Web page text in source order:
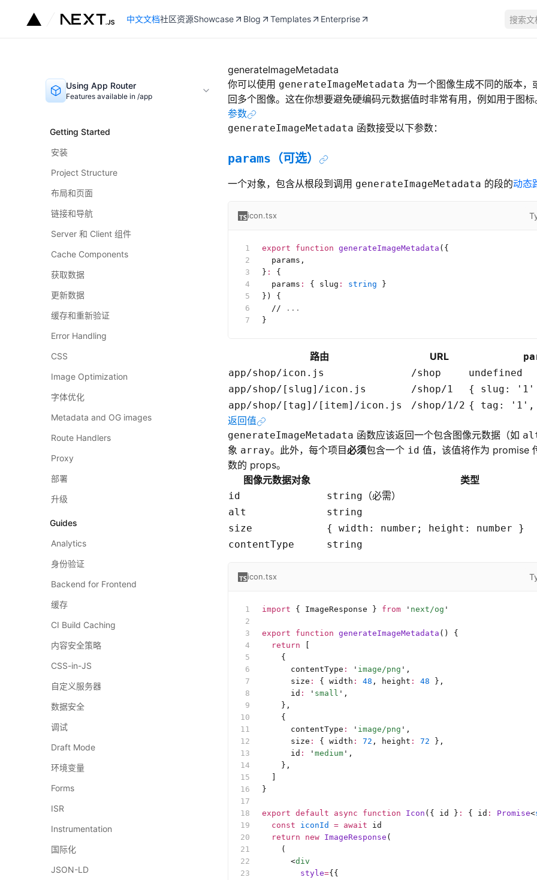
中文文档社区资源Showcase Blog Templates Enterprise 搜索文
Using App Router
Features available in /app
Getting Started
安装
Project Structure
布局和页面
链接和导航
Server 和 Client 组件
Cache Components
获取数据
更新数据
缓存和重新验证
Error Handling
CSS
Image Optimization
字体优化
Metadata and OG images
Route Handlers
Proxy
部署
升级
Guides
Analytics
身份验证
Backend for Frontend
缓存
CI Build Caching
内容安全策略
CSS-in-JS
自定义服务器
数据安全
调试
Draft Mode
环境变量
Forms
ISR
Instrumentation
国际化
JSON-LD
generateImageMetadata
你可以使用 generateImageMetadata 为一个图像生成不同的版本，
回多个图像。这在你想要避免硬编码元数据值时非常有用，例如用于图标
参数
generateImageMetadata 函数接受以下参数：
params （可选）
一个对象，包含从根段到调用 generateImageMetadata 的段的动态
icon.tsx
export function generateImageMetadata ({
  params,
} :
{
  params
: { slug : string }
}) {
  //
...
}
路由 URL
app/shop/icon.js
/shop
undefined
app/shop/[slug]/icon.js
/shop/1
{ slug:
app/shop/[tag]/[item]/icon.js
/shop/1/2 { tag: '1',
返回值
generateImageMetadata 函数应该返回一个包含图像元数据（如
象 array。此外，每个项目必须包含一个 id 值，该值将作为 promise
数的 props。
图像元数据对象
类型
id string （必需）
alt
string
size
{ width: number; height: number }
contentType
string
icon.tsx
import { ImageResponse } from ' next/og '
export function generateImageMetadata () {
  return
    {
      contentType
: ' image/png ' ,
      size
: { width : 48 , height : 48 },
      id
: ' small ' ,
    },
    {
      contentType
: ' image/png ' ,
      size
: { width : 72 , height : 72 },
      id
: ' medium ' ,
    },
}
export default async function Icon ({ id } : { id : Promise<
  const
iconId = await id
  return
new ImageResponse (
    (
      <
div
        style
={{